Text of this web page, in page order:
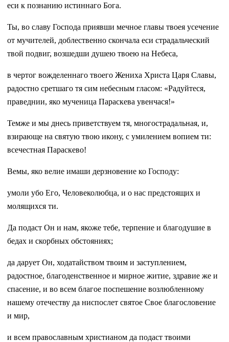
еси к познанию истиннаго Бога.
Ты, во славу Господа приявши мечное главы твоея усечение
от мучителей, доблественно скончала еси страдальческий
твой подвиг, возшедши душею твоею на Небеса,
в чертог вожделеннаго твоего Жениха Христа Царя Славы,
радостно сретшаго тя сим небесным гласом: «Радуйтеся,
праведнии, яко мученица Параскева увенчася!»
Темже и мы днесь приветствуем тя, многострадальная, и,
взирающе на святую твою икону, с умилением вопием ти:
всечестная Параскево!
Вемы, яко велие имаши дерзновение ко Господу:
умоли убо Его, Человеколюбца, и о нас предстоящих и
молящихся ти.
Да подаст Он и нам, якоже тебе, терпение и благодушие в
бедах и скорбных обстояниях;
да дарует Он, ходатайством твоим и заступлением,
радостное, благоденственное и мирное житие, здравие же и
спасение, и во всем благое поспешение возлюбленному
нашему отечеству да ниспослет святое Свое благословение
и мир,
и всем православным христианом да подаст твоими